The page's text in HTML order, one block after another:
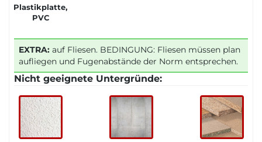
Plastikplatte,
PVC
EXTRA: auf Fliesen. BEDINGUNG: Fliesen müssen plan
aufliegen und Fugenabstände der Norm entsprechen.
Nicht geeignete Untergründe: